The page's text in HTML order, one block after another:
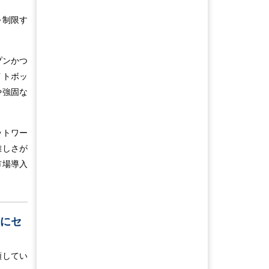
限す
かつ
ボッ
固な
ワー
さが
導入
セ
てい